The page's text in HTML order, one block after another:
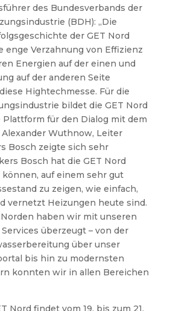
des Bundesverbands der
(BDH): „Die
der GET Nord
enge Verzahnung von Effizienz
Energien auf der einen und
auf der anderen Seite
Hightechmesse. Für die
bildet die GET Nord
für den Dialog mit dem
Alexander Wuthnow, Leiter
Bosch zeigte sich sehr
Bosch hat die GET Nord
auf einem sehr gut
zu zeigen, wie einfach,
vernetzt Heizungen heute sind.
haben wir mit unseren
überzeugt – von der
über unser
bis hin zu modernsten
konnten wir in allen Bereichen
Nord findet vom 19. bis zum 21.